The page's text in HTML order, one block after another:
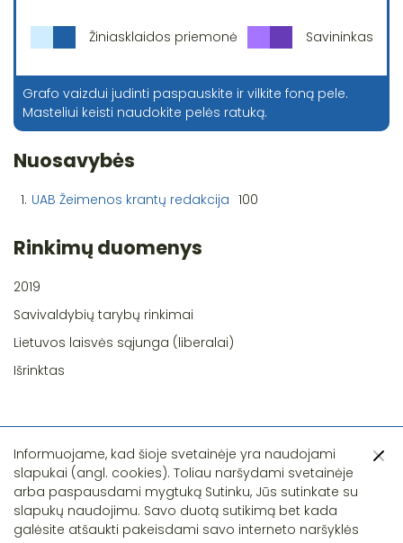
Žiniasklaidos priemonė Savininkas
Grafo vaizdui judinti paspauskite ir vilkite foną pele.
Masteliui keisti naudokite pelės ratuką.
Nuosavybės
1. UAB Žeimenos krantų redakcija 100
Rinkimų duomenys
2019
Savivaldybių tarybų rinkimai
Lietuvos laisvės sąjunga (liberalai)
Išrinktas
Pastebėjote klaidą?
Informuojame, kad šioje svetainėje yra naudojami
slapukai (angl. cookies). Toliau naršydami svetainėje
arba paspausdami mygtuką Sutinku, Jūs sutinkate su
slapukų naudojimu. Savo duotą sutikimą bet kada
galėsite atšaukti pakeisdami savo interneto naršyklės